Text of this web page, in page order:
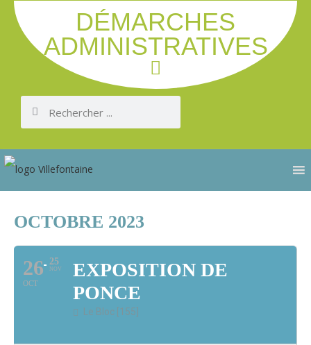
DÉMARCHES
ADMINISTRATIVES
OCTOBRE 2023
26
OCT
25
NOV
EXPOSITION DE
PONCE
Le Bloc [155]